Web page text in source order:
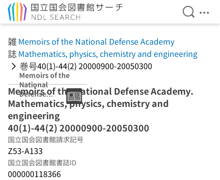
検索を
メ
雑
誌
Memoirs of the National Defense Academy
Mathematics, physics, chemistry and engineering
巻号40(1)-44(2) 20000900-20050300
Memoirs of the
National
Defense
Academy
40(1)-44(2)
20000900-
20050300
Mathematics,
physics,
chemistry and
engineering
Memoirs of the National Defense Academy.
Mathematics, physics, chemistry and
engineering
40(1)-44(2) 20000900-20050300
国立国会図書館請求記号
Z53-A133
国立国会図書館書誌ID
000000118366